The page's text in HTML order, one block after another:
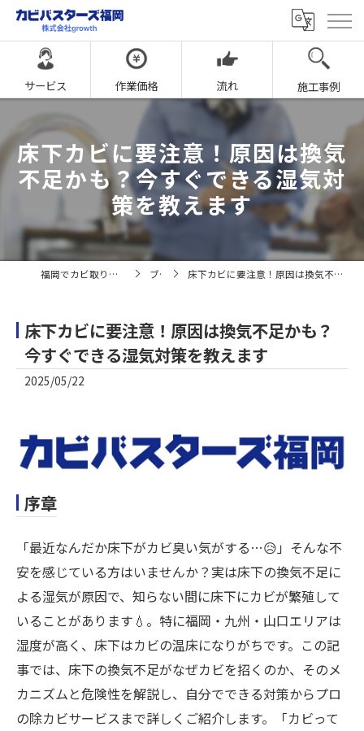
サービス 作業価格 流れ 施工事例
床下カビに要注意！原因は換気
不足かも？今すぐできる湿気対
策を教えます
福岡でカビ取りならカビバスターズ福岡 ブログ 床下カビに要注意！原因は換気不足かも？今すぐできる湿気対策を教えます
床下カビに要注意！原因は換気不足かも？
今すぐできる湿気対策を教えます
2025/05/22
序章
「最近なんだか床下がカビ臭い気がする…😥」そんな不
安を感じている方はいませんか？実は床下の換気不足に
よる湿気が原因で、知らない間に床下にカビが繁殖して
いることがあります💧。特に福岡・九州・山口エリアは
湿度が高く、床下はカビの温床になりがちです。この記
事では、床下の換気不足がなぜカビを招くのか、そのメ
カニズムと危険性を解説し、自分でできる対策からプロ
の除カビサービスまで詳しくご紹介します。「カビって